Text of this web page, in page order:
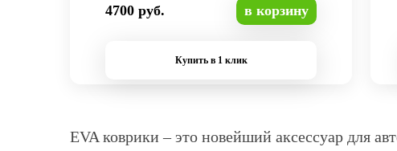
4700 руб. в корзину
Купить в 1 клик
EVA коврики – это новейший аксессуар для